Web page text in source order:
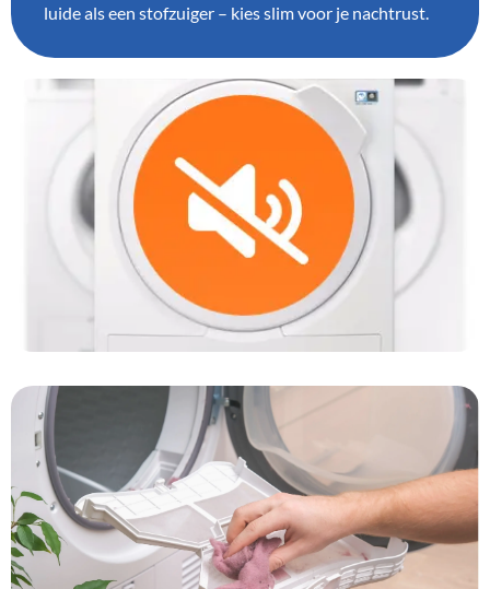
luide als een stofzuiger – kies slim voor je nachtrust.